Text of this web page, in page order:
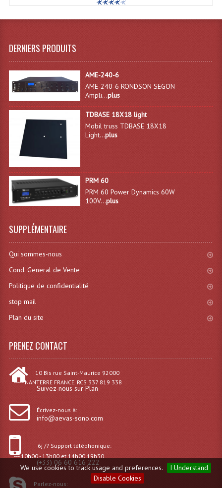
We use cookies to track usage and preferences.
I Understand
Disable Cookies
DERNIERS PRODUITS
AME-240-6
AME-240-6 RONDSON SEGON
Ampli...plus
TDBASE 18X18 light
Mobil truss TDBASE 18X18
Light...plus
PRM 60
PRM 60 Power Dynamics 60W
100V...plus
SUPPLÉMENTAIRE
Qui sommes-nous
Cond. General de Vente
Politique de confidentialité
stop mail
Plan du site
PRENEZ CONTACT
10 Bis rue Saint-Maurice 92000
----- NANTERRE FRANCE. RCS 337 819 338
Suivez-nous sur Plan
Écrivez-nous à:
info@aevas-sono.com
6j /7 Support téléphonique:
--- 10h00 - 13h00 et 14h00 19h30.
(+33) 06 60 616 222
Parlez-nous: